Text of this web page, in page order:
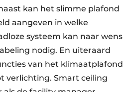
kan het slimme plafond
aangeven in welke
systeem kan naar wens
nodig. En uiteraard
van het klimaatplafond
verlichting. Smart ceiling